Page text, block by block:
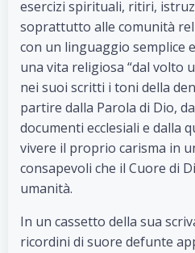
esercizi spirituali, ritiri,
soprattutto alle comunità
con un linguaggio semplice
una vita religiosa “dal volto
nei suoi scritti i toni della
partire dalla Parola di Dio,
documenti ecclesiali e dalla
vivere il proprio carisma in
consapevoli che il Cuore di
umanità.
In un cassetto della sua
ricordini di suore defunte